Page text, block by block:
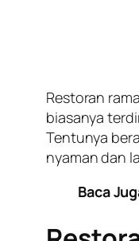
Restoran
biasanya
Tentunya
nyaman dan
Baca